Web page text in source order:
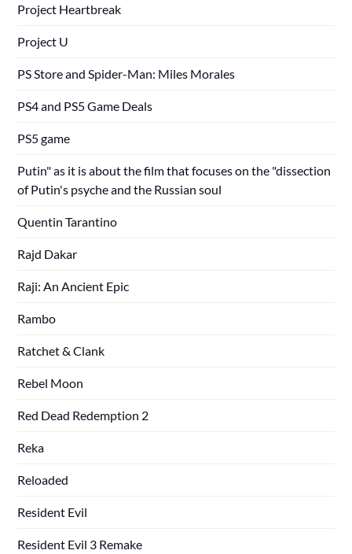
Project Heartbreak
Project U
PS Store and Spider-Man: Miles Morales
PS4 and PS5 Game Deals
PS5 game
Putin" as it is about the film that focuses on the "dissection
of Putin's psyche and the Russian soul
Quentin Tarantino
Rajd Dakar
Raji: An Ancient Epic
Rambo
Ratchet & Clank
Rebel Moon
Red Dead Redemption 2
Reka
Reloaded
Resident Evil
Resident Evil 3 Remake